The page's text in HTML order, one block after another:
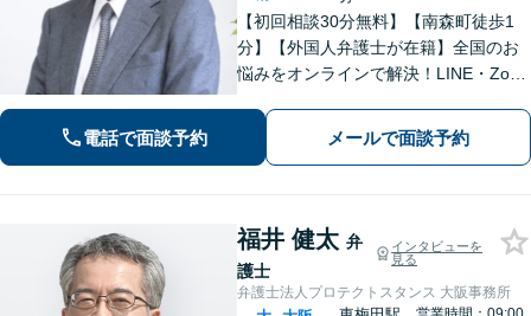
【初回相談30分無料】【南森町徒歩1
分】【外国人弁護士が在籍】全国のお
悩みをオンラインで解決！LINE・Zoo
ローバルな離婚・相続／労働／企業法
務相談可能。英語が堪能なスタッフが
電話で面談予約 メールで面談予約
福井 健太 弁
護士
インタビューを
見る
弁護士法人プロテクトスタンス 大阪事務所